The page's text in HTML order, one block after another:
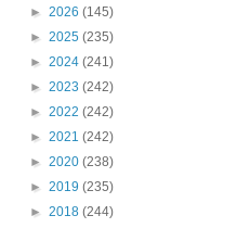
► 2026 (145)
► 2025 (235)
► 2024 (241)
► 2023 (242)
► 2022 (242)
► 2021 (242)
► 2020 (238)
► 2019 (235)
► 2018 (244)